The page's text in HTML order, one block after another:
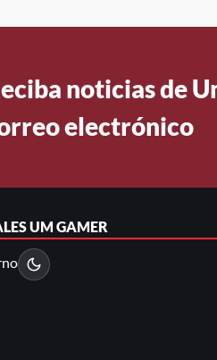
noticias de
electrónico
UM GAMER